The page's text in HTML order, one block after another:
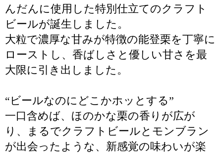
んだんに使用した特別仕立てのクラフト
ビールが誕生しました。
大粒で濃厚な甘みが特徴の能登栗を丁寧に
ローストし、香ばしさと優しい甘さを最
大限に引き出しました。
“ビールなのにどこかホッとする”
一口含めば、ほのかな栗の香りが広が
り、まるでクラフトビールとモンブラン
が出会ったような、新感覚の味わいが楽